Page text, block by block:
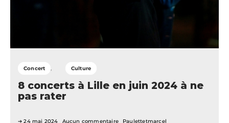
Concert Culture
8 concerts à Lille en juin 2024 à ne
pas rater
24 mai 2024 Aucun commentaire Paulettetmarcel